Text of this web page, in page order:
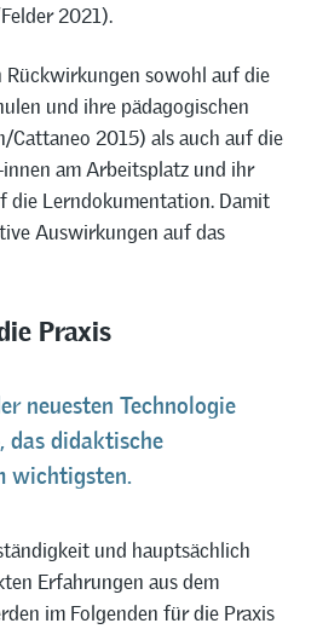
2021).
Rückwirkungen sowohl auf die
und ihre pädagogischen
Cattaneo 2015) als auch auf die
am Arbeitsplatz und ihr
die Lerndokumentation. Damit
Auswirkungen auf das
Praxis
neuesten Technologie
das didaktische
wichtigsten.
und hauptsächlich
Erfahrungen aus dem
im Folgenden für die Praxis